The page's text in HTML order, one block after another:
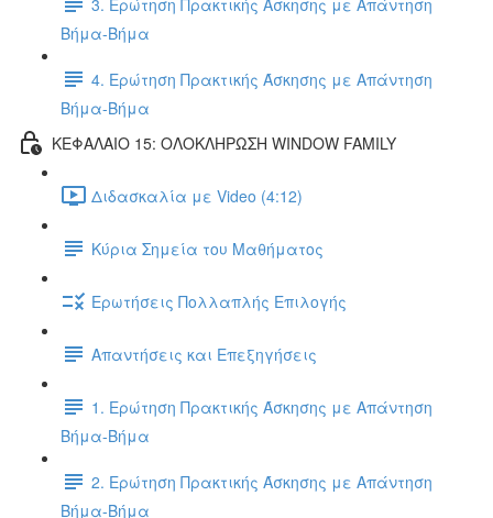
Βήμα-Βήμα
4. Ερώτηση Πρακτικής Άσκησης με Απάντηση
Βήμα-Βήμα
ΚΕΦΑΛΑΙΟ 15: ΟΛΟΚΛΗΡΩΣΗ WINDOW FAMILY
Διδασκαλία με Video (4:12)
Κύρια Σημεία του Μαθήματος
Ερωτήσεις Πολλαπλής Επιλογής
Απαντήσεις και Επεξηγήσεις
1. Ερώτηση Πρακτικής Άσκησης με Απάντηση
Βήμα-Βήμα
2. Ερώτηση Πρακτικής Άσκησης με Απάντηση
Βήμα-Βήμα